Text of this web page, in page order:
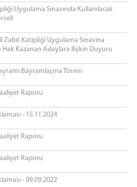
Uygulama Sınavında Kullanılacak
Zabıt Katipliği Uygulama Sınavına
Hak Kazanan Adaylara İlişkin Duyuru
Bayramlaşma Töreni
Raporu
- 15.11.2024
Raporu
Raporu
- 09.09.2022